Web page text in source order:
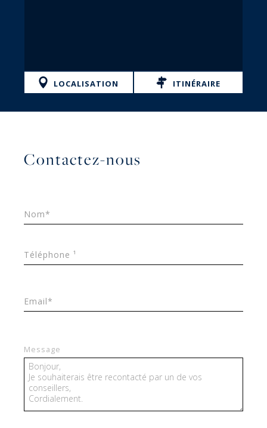
LOCALISATION ITINÉRAIRE
Contactez-nous
Nom*
Téléphone ¹
Email*
Message